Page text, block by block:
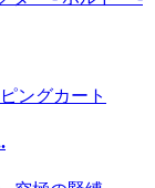
ングカート